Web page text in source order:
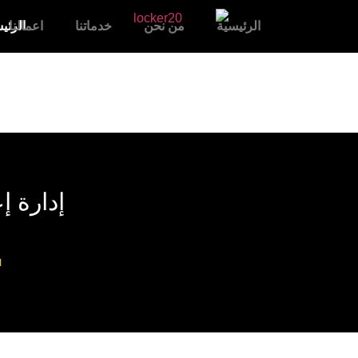
الرئيسية من نحن خدماتنا اعمالنا
إدارة